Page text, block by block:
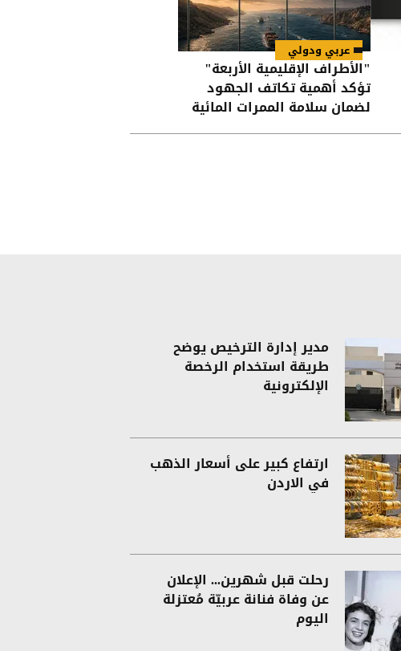
عربي ودولي
"الأطراف الإقليمية الأربعة"
تؤكد أهمية تكاتف الجهود
لضمان سلامة الممرات المائية
في هرمز وباب المندب
مدير إدارة الترخيص يوضح
طريقة استخدام الرخصة
الإلكترونية
ارتفاع كبير على أسعار الذهب
في الاردن
رحلت قبل شهرين... الإعلان
عن وفاة فنانة عربيّة مُعتزلة
اليوم